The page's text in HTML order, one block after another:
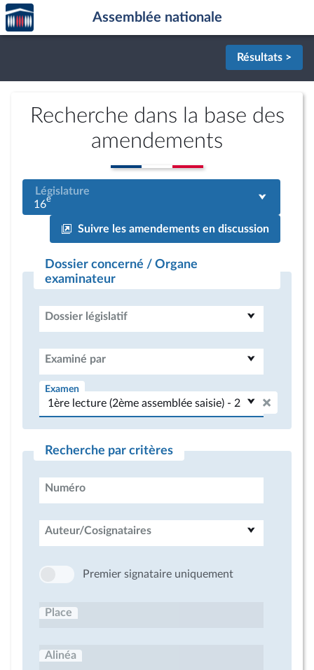
Aller au contenu
Aller en bas de la page
Accèder
à la
page
Assemblée nationale
Résultats >
Recherche dans la base des
amendements
Législature
16e
Suivre les amendements en discussion
Dossier concerné / Organe
examinateur
Dossier législatif
Examiné par
Examen
Recherche par critères
Numéro
Auteur/Cosignataires
Premier signataire uniquement
Place
Alinéa